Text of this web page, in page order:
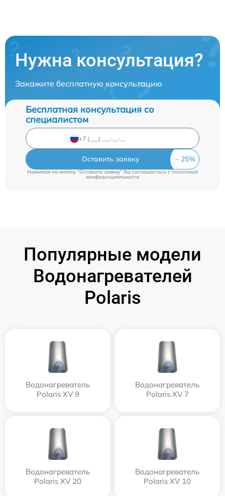
Нужна консультация?
Закажите бесплатную консультацию
Бесплатная консультация со
специалистом
Оставить заявку
Нажимая на кнопку "Оставить заявку" Вы соглашаетесь cполитикой
конфиденциальности
Популярные модели
Водонагревателей
Polaris
Водонагреватель
Polaris XV 9
Водонагреватель
Polaris XV 7
Водонагреватель
Polaris XV 20
Водонагреватель
Polaris XV 10